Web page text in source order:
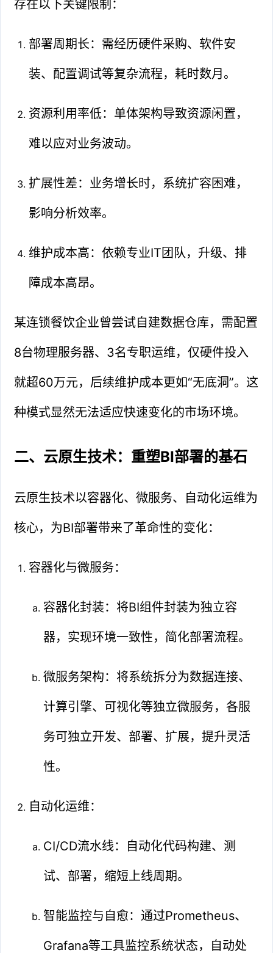
存在以下关键限制：
部署周期长：需经历硬件采购、软件安
装、配置调试等复杂流程，耗时数月。
资源利用率低：单体架构导致资源闲置，
难以应对业务波动。
扩展性差：业务增长时，系统扩容困难，
影响分析效率。
维护成本高：依赖专业IT团队，升级、排
障成本高昂。
某连锁餐饮企业曾尝试自建数据仓库，需配置
8台物理服务器、3名专职运维，仅硬件投入
就超60万元，后续维护成本更如“无底洞”。这
种模式显然无法适应快速变化的市场环境。
二、云原生技术：重塑BI部署的基石
云原生技术以容器化、微服务、自动化运维为
核心，为BI部署带来了革命性的变化：
容器化与微服务：
容器化封装：将BI组件封装为独立容
器，实现环境一致性，简化部署流程。
微服务架构：将系统拆分为数据连接、
计算引擎、可视化等独立微服务，各服
务可独立开发、部署、扩展，提升灵活
性。
自动化运维：
CI/CD流水线：自动化代码构建、测
试、部署，缩短上线周期。
智能监控与自愈：通过Prometheus、
Grafana等工具监控系统状态，自动处